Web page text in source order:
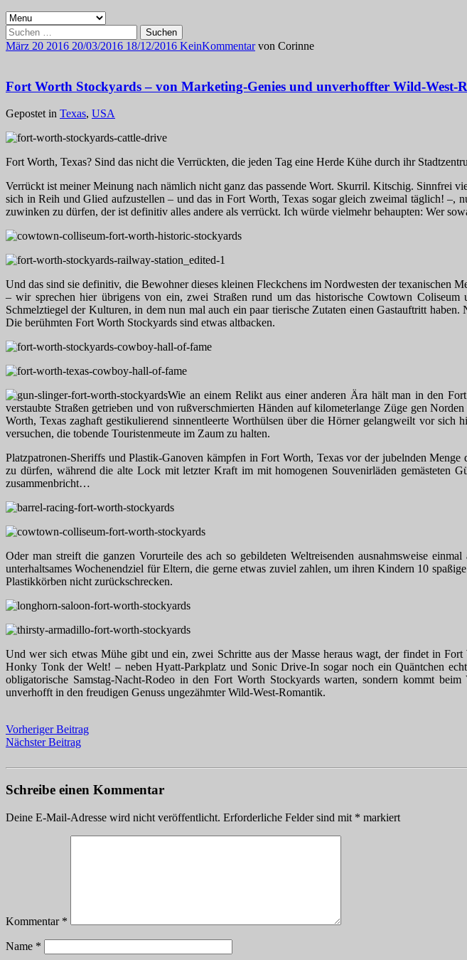
Suchen
nach:
März 20 2016 20/03/2016 18/12/2016 KeinKommentar von Corinne
Fort Worth Stockyards – von Marketing-Genies und unverhoffter Wild-West-
Gepostet in Texas, USA
Fort Worth, Texas? Sind das nicht die Verrückten, die jeden Tag eine Herde Kühe durch ihr
Verrückt ist meiner Meinung nach nämlich nicht ganz das passende Wort. Skurril. Kitschig.
sich in Reih und Glied aufzustellen – und das in Fort Worth, Texas sogar gleich zweimal täglich! –,
zuwinken zu dürfen, der ist definitiv alles andere als verrückt. Ich würde vielmehr behaupten: Wer
Und das sind sie definitiv, die Bewohner dieses kleinen Fleckchens im Nordwesten der texanischen
– wir sprechen hier übrigens von ein, zwei Straßen rund um das historische Cowtown
Schmelztiegel der Kulturen, in dem nun mal auch ein paar tierische Zutaten einen Gastauftritt
Die berühmten Fort Worth Stockyards sind etwas altbacken.
Wie an einem Relikt aus einer anderen Ära hält man in den
verstaubte Straßen getrieben und von rußverschmierten Händen auf kilometerlange Züge gen
Worth, Texas zaghaft gestikulierend sinnentleerte Worthülsen über die Hörner gelangweilt vor sich
versuchen, die tobende Touristenmeute im Zaum zu halten.
Platzpatronen-Sheriffs und Plastik-Ganoven kämpfen in Fort Worth, Texas vor der jubelnden
zu dürfen, während die alte Lock mit letzter Kraft im mit homogenen Souvenirläden gemästeten
zusammenbricht…
Oder man streift die ganzen Vorurteile des ach so gebildeten Weltreisenden ausnahmsweise
unterhaltsames Wochenendziel für Eltern, die gerne etwas zuviel zahlen, um ihren Kindern 10
Plastikkörben nicht zurückschrecken.
Und wer sich etwas Mühe gibt und ein, zwei Schritte aus der Masse heraus wagt, der findet in
Honky Tonk der Welt! – neben Hyatt-Parkplatz und Sonic Drive-In sogar noch ein Quäntchen
obligatorische Samstag-Nacht-Rodeo in den Fort Worth Stockyards warten, sondern kommt
unverhofft in den freudigen Genuss ungezähmter Wild-West-Romantik.
Vorheriger Beitrag
Nächster Beitrag
Schreibe einen Kommentar
Deine E-Mail-Adresse wird nicht veröffentlicht. Erforderliche Felder sind mit * markiert
Kommentar *
Name *